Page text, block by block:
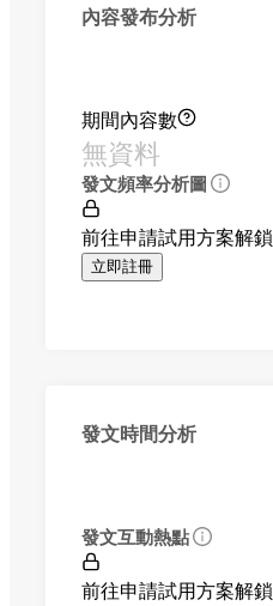
內容發布分析
期間內容數
無資料
發文頻率分析圖
前往申請試用方案解鎖
立即註冊
發文時間分析
發文互動熱點
前往申請試用方案解鎖